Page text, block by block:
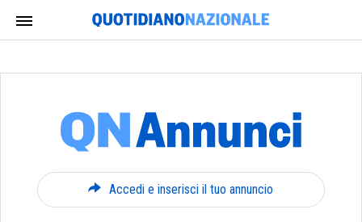
Accedi e inserisci il tuo annuncio